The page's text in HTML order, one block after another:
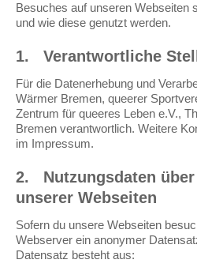
Besuches auf unseren Webseiten
und wie diese genutzt werden.
1. Verantwortliche
Für die Datenerhebung und
Wärmer Bremen, queerer
Zentrum für queeres Leben e.V.,
Bremen verantwortlich. Weitere
im Impressum.
2. Nutzungsdaten
unserer Webseiten
Sofern du unsere Webseiten
Webserver ein anonymer
Datensatz besteht aus: